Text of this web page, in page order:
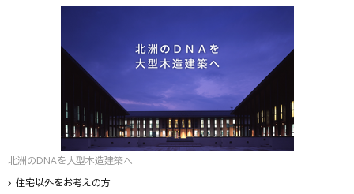
北洲のDNAを大型木造建築へ
住宅以外をお考えの方